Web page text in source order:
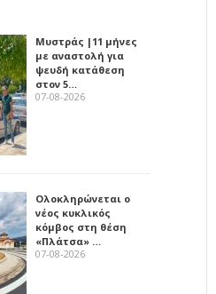
Μυστράς |11 μήνες
με αναστολή για
ψευδή κατάθεση
στον 5…
07-08-2026
Ολοκληρώνεται ο
νέος κυκλικός
κόμβος στη θέση
«Πλάτσα» …
07-08-2026